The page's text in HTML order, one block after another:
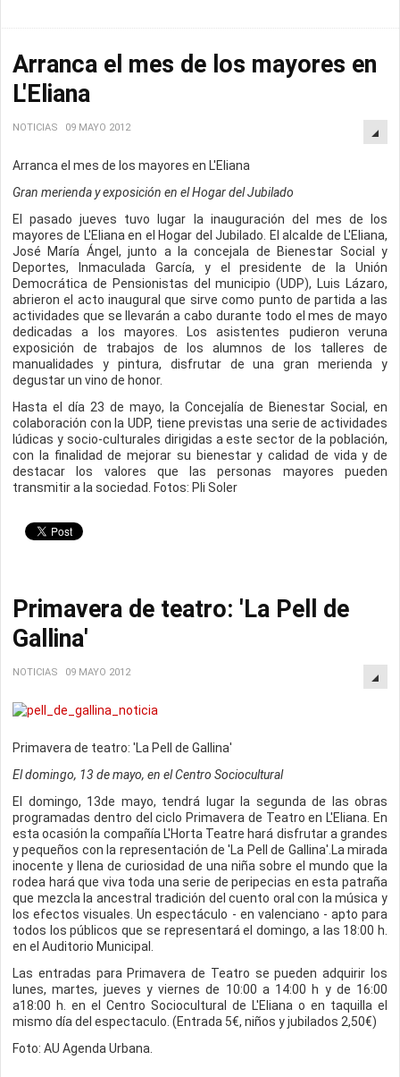
Arranca el mes de los mayores en
L'Eliana
NOTICIAS 09 MAYO 2012
Arranca el mes de los mayores en L'Eliana
Gran merienda y exposición en el Hogar del Jubilado
El pasado jueves tuvo lugar la inauguración del mes de los
mayores de L'Eliana en el Hogar del Jubilado. El alcalde de L'Eliana,
José María Ángel, junto a la concejala de Bienestar Social y
Deportes, Inmaculada García, y el presidente de la Unión
Democrática de Pensionistas del municipio (UDP), Luis Lázaro,
abrieron el acto inaugural que sirve como punto de partida a las
actividades que se llevarán a cabo durante todo el mes de mayo
dedicadas a los mayores. Los asistentes pudieron veruna
exposición de trabajos de los alumnos de los talleres de
manualidades y pintura, disfrutar de una gran merienda y
degustar un vino de honor.
Hasta el día 23 de mayo, la Concejalía de Bienestar Social, en
colaboración con la UDP, tiene previstas una serie de actividades
lúdicas y socio-culturales dirigidas a este sector de la población,
con la finalidad de mejorar su bienestar y calidad de vida y de
destacar los valores que las personas mayores pueden
transmitir a la sociedad. Fotos: Pli Soler
Primavera de teatro: 'La Pell de
Gallina'
NOTICIAS 09 MAYO 2012
Primavera de teatro: 'La Pell de Gallina'
El domingo, 13 de mayo, en el Centro Sociocultural
El domingo, 13de mayo, tendrá lugar la segunda de las obras
programadas dentro del ciclo Primavera de Teatro en L'Eliana. En
esta ocasión la compañía L'Horta Teatre hará disfrutar a grandes
y pequeños con la representación de 'La Pell de Gallina'.La mirada
inocente y llena de curiosidad de una niña sobre el mundo que la
rodea hará que viva toda una serie de peripecias en esta patraña
que mezcla la ancestral tradición del cuento oral con la música y
los efectos visuales. Un espectáculo - en valenciano - apto para
todos los públicos que se representará el domingo, a las 18:00 h.
en el Auditorio Municipal.
Las entradas para Primavera de Teatro se pueden adquirir los
lunes, martes, jueves y viernes de 10:00 a 14:00 h y de 16:00
a18:00 h. en el Centro Sociocultural de L'Eliana o en taquilla el
mismo día del espectaculo. (Entrada 5€, niños y jubilados 2,50€)
Foto: AU Agenda Urbana.